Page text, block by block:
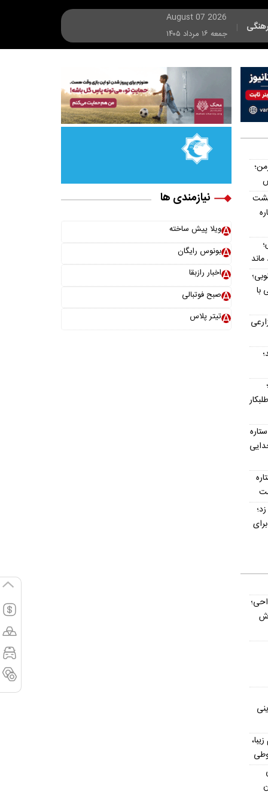
|
August 07 2026
جمعه ۱۶ مرداد ۱۴۰۵
پشت
با
۳ گل زد؛
از ۳۰۰ اسم زیبا،
نیازمندی ها
ویلا پیش ساخته
بونوس رایگان
اخبار رازبقا
صبح فوتبالی
تیتر پلاس